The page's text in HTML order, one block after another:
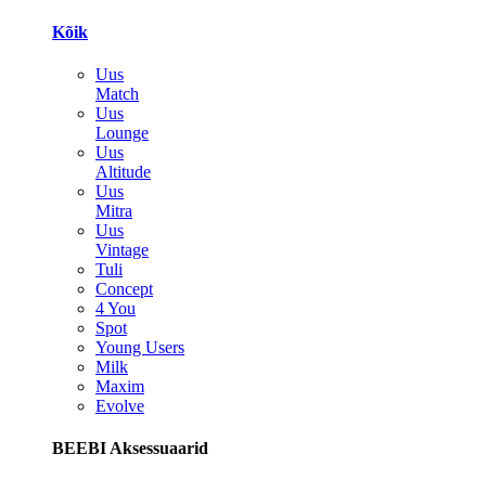
Kõik
Uus
Match
Uus
Lounge
Uus
Altitude
Uus
Mitra
Uus
Vintage
Tuli
Concept
4 You
Spot
Young Users
Milk
Maxim
Evolve
BEEBI Aksessuaarid